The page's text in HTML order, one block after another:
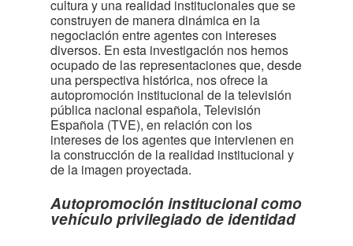
cultura y una realidad institucionales que se
construyen de manera dinámica en la
negociación entre agentes con intereses
diversos. En esta investigación nos hemos
ocupado de las representaciones que, desde
una perspectiva histórica, nos ofrece la
autopromoción institucional de la televisión
pública nacional española, Televisión
Española (TVE), en relación con los
intereses de los agentes que intervienen en
la construcción de la realidad institucional y
de la imagen proyectada.
Autopromoción institucional como
vehículo privilegiado de identidad